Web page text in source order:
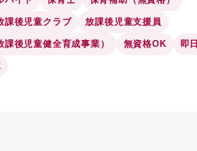
課後児童クラブ 放課後児童支援員
課後児童健全育成事業） 無資格OK 即